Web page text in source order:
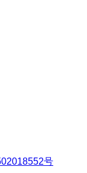
号